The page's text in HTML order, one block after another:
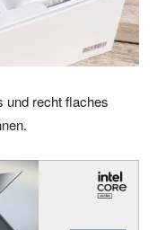
und recht flaches